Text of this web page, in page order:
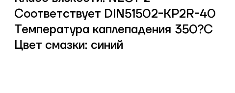
Соответствует DIN51502-KP2R-40
Температура каплепадения 350?С
Цвет смазки: синий